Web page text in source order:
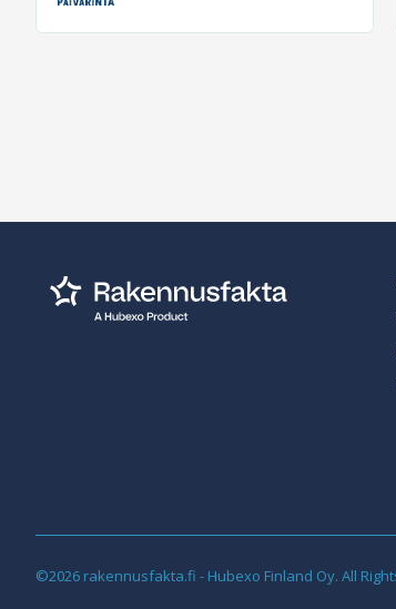
©2026 rakennusfakta.fi - Hubexo Finland Oy. All